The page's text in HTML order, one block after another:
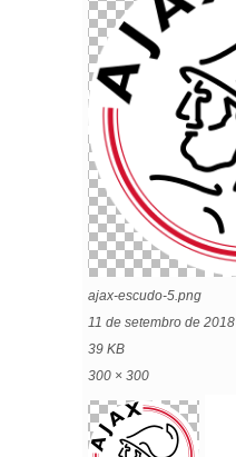
ajax-escudo-5.png
11 de setembro de 2018
39 KB
300 × 300